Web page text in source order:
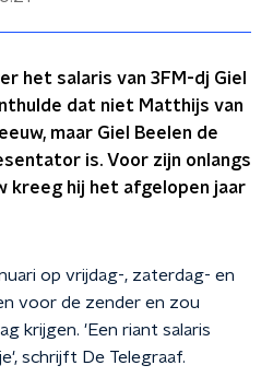
het salaris van 3FM-dj Giel
dat niet Matthijs van
maar Giel Beelen de
is. Voor zijn onlangs
kreeg hij het afgelopen jaar
op vrijdag-, zaterdag- en
voor de zender en zou
krijgen. 'Een riant salaris
schrijft De Telegraaf.